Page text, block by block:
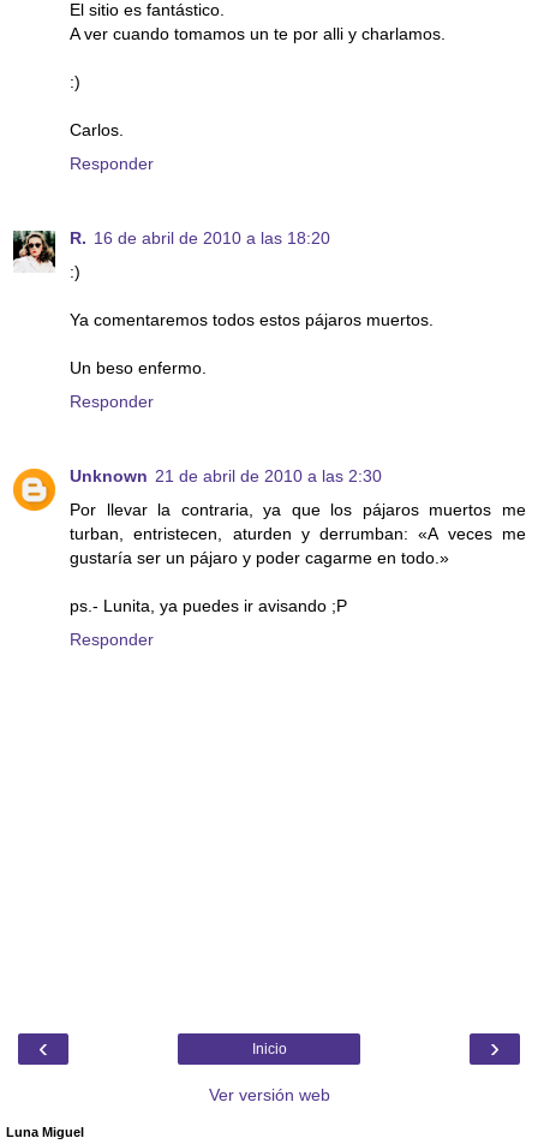
El sitio es fantástico.
A ver cuando tomamos un te por alli y charlamos.
:)
Carlos.
Responder
R. 16 de abril de 2010 a las 18:20
:)
Ya comentaremos todos estos pájaros muertos.
Un beso enfermo.
Responder
Unknown 21 de abril de 2010 a las 2:30
Por llevar la contraria, ya que los pájaros muertos me
turban, entristecen, aturden y derrumban: «A veces me
gustaría ser un pájaro y poder cagarme en todo.»
ps.- Lunita, ya puedes ir avisando ;P
Responder
‹ ›
Inicio
Ver versión web
Luna Miguel